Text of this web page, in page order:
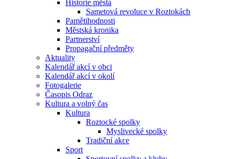
Historie města
Sametová revoluce v Roztokách
Pamětihodnosti
Městská kronika
Partnerství
Propagační předměty
Aktuality
Kalendář akcí v obci
Kalendář akcí v okolí
Fotogalerie
Časopis Odraz
Kultura a volný čas
Kultura
Roztocké spolky
Myslivecké spolky
Tradiční akce
Sport